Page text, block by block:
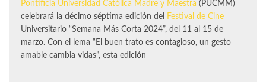
Pontificia Universidad Católica Madre y Maestra (PUCMM)
celebrará la décimo séptima edición del
Festival de Cine
Universitario “Semana Más Corta 2024”, del 11 al 15 de
marzo. Con el lema “El buen trato es contagioso, un gesto
amable cambia vidas”, esta edición